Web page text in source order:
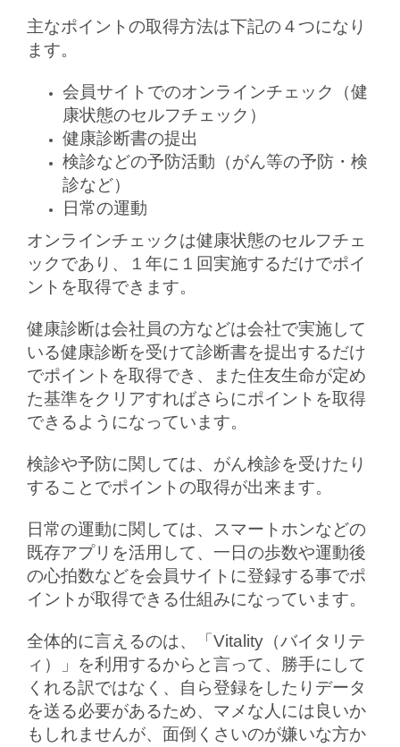
主なポイントの取得方法は下記の４つになり
ます。
会員サイトでのオンラインチェック（健
康状態のセルフチェック）
健康診断書の提出
検診などの予防活動（がん等の予防・検
診など）
日常の運動
オンラインチェックは健康状態のセルフチェ
ックであり、１年に１回実施するだけでポイ
ントを取得できます。
健康診断は会社員の方などは会社で実施して
いる健康診断を受けて診断書を提出するだけ
でポイントを取得でき、また住友生命が定め
た基準をクリアすればさらにポイントを取得
できるようになっています。
検診や予防に関しては、がん検診を受けたり
することでポイントの取得が出来ます。
日常の運動に関しては、スマートホンなどの
既存アプリを活用して、一日の歩数や運動後
の心拍数などを会員サイトに登録する事でポ
イントが取得できる仕組みになっています。
全体的に言えるのは、「Vitality（バイタリテ
ィ）」を利用するからと言って、勝手にして
くれる訳ではなく、自ら登録をしたりデータ
を送る必要があるため、マメな人には良いか
もしれませんが、面倒くさいのが嫌いな方か